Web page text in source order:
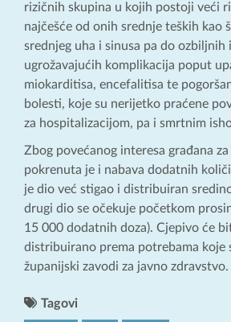
rizičnih skupina u kojih postoji veći
najčešće od onih srednje teških kao
srednjeg uha i sinusa pa do ozbiljnih
ugrožavajućih komplikacija poput
miokarditisa, encefalitisa te
bolesti, koje su nerijetko praćene
za hospitalizacijom, pa i smrtnim
Zbog povećanog interesa građana
pokrenuta je i nabava dodatnih
je dio već stigao i distribuiran
drugi dio se očekuje početkom
15 000 dodatnih doza). Cjepivo će
distribuirano prema potrebama koje
županijski zavodi za javno zdravstvo.
Tagovi